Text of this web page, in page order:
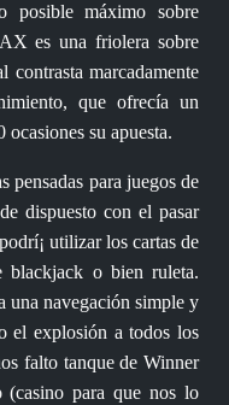
posible máximo sobre
es una friolera sobre
contrasta marcadamente
que ofrecía un
su apuesta.
pensadas para juegos de
dispuesto con el pasar
utilizar los cartas de
blackjack o bien ruleta.
una navegación simple y
el explosión a todos los
falto tanque de Winner
(casino para que nos lo